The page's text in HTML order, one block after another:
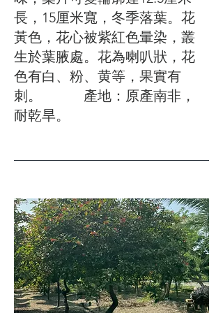
長，15厘米寬，冬季落葉。花
黃色，花心被紫紅色暈染，叢
生於葉腋處。花為喇叭狀，花
色有白、粉、黄等，果實有
刺。 產地：原產南非，
耐乾旱。